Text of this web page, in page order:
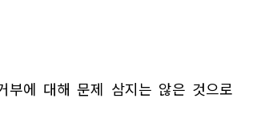
부에 대해 문제 삼지는 않은 것으로